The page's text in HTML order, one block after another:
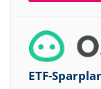
ETF-